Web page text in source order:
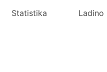
Statistika Ladino